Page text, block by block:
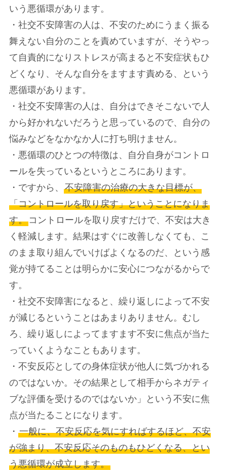
いう悪循環があります。
・社交不安障害の人は、不安のためにうまく振る
舞えない自分のことを責めていますが、そうやっ
て自責的になりストレスが高まると不安症状もひ
どくなり、そんな自分をますます責める、という
悪循環があります。
・社交不安障害の人は、自分はできそこないで人
から好かれないだろうと思っているので、自分の
悩みなどをなかなか人に打ち明けません。
・悪循環のひとつの特徴は、自分自身がコントロ
ールを失っているというところにあります。
・ですから、 不安障害の治療の大きな目標が、
「コントロールを取り戻す」ということになりま
す。コントロールを取り戻すだけで、不安は大き
く軽減します。結果はすぐに改善しなくても、こ
のまま取り組んでいけばよくなるのだ、という感
覚が持てることは明らかに安心につながるからで
す。
・社交不安障害になると、繰り返しによって不安
が減じるということはあまりありません。むし
ろ、繰り返しによってますます不安に焦点が当た
っていくようなこともあります。
・不安反応としての身体症状が他人に気づかれる
のではないか。その結果として相手からネガティ
ブな評価を受けるのではないか」という不安に焦
点が当たることになります。
・ 一般に、不安反応を気にすればするほど、不安
が強まり、不安反応そのものもひどくなる、とい
う悪循環が成立します。